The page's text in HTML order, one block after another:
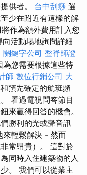
供者。 台中刮痧 選
少在附近有這樣的解
作為額外費用計入您
向活動場地詢問詳細
關鍵字公司 整脊師證
為您需要根據這些特
師 數位行銷公司 大
預先確定的航班頻
看過電視問答節目
來贏得回答的機會。
勝利的光或聲音訊
輕鬆解決 - 然而，
常昂貴）。 這對於
同時入住建築物的人
。 我們可以從業主